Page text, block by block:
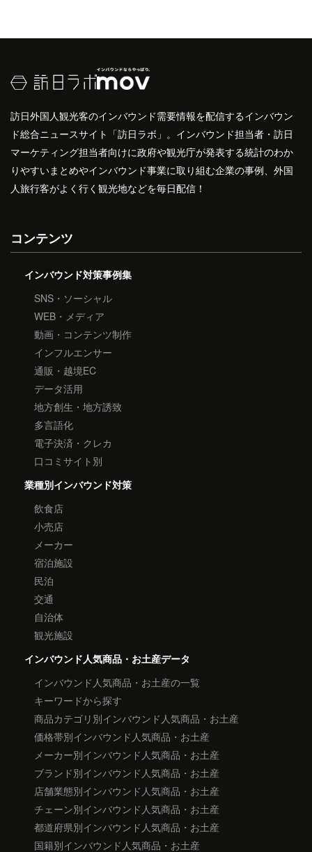
訪日外国人観光客のインバウンド需要情報を配信するインバウン
ド総合ニュースサイト「訪日ラボ」。インバウンド担当者・訪日
マーケティング担当者向けに政府や観光庁が発表する統計のわか
りやすいまとめやインバウンド事業に取り組む企業の事例、外国
人旅行客がよく行く観光地などを毎日配信！
コンテンツ
インバウンド対策事例集
SNS・ソーシャル
WEB・メディア
動画・コンテンツ制作
インフルエンサー
通販・越境EC
データ活用
地方創生・地方誘致
多言語化
電子決済・クレカ
口コミサイト別
業種別インバウンド対策
飲食店
小売店
メーカー
宿泊施設
民泊
交通
自治体
観光施設
インバウンド人気商品・お土産データ
インバウンド人気商品・お土産の一覧
キーワードから探す
商品カテゴリ別インバウンド人気商品・お土産
価格帯別インバウンド人気商品・お土産
メーカー別インバウンド人気商品・お土産
ブランド別インバウンド人気商品・お土産
店舗業態別インバウンド人気商品・お土産
チェーン別インバウンド人気商品・お土産
都道府県別インバウンド人気商品・お土産
国籍別インバウンド人気商品・お土産